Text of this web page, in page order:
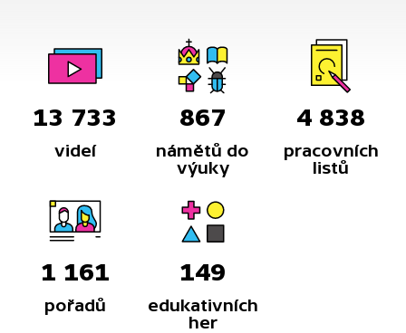
13 733
videí
867
námětů do
výuky
4 838
pracovních
listů
1 161
pořadů
149
edukativních
her